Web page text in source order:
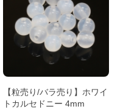
【粒売り/バラ売り】ホワイ
トカルセドニー 4mm